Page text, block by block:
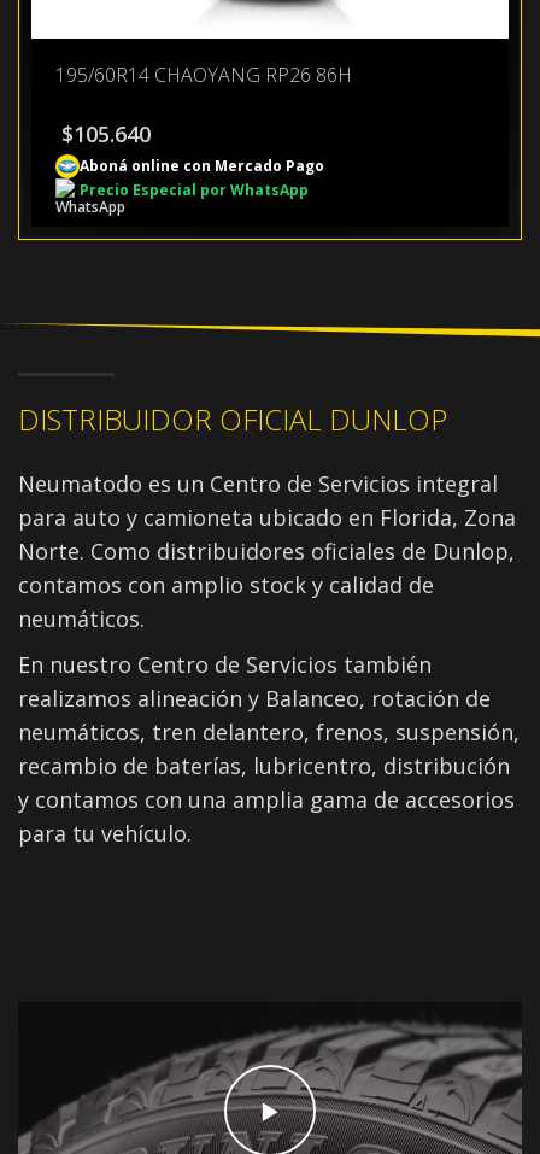
195/60R14 CHAOYANG RP26 86H
$105.640
Aboná online con Mercado Pago
Precio Especial por WhatsApp
DISTRIBUIDOR OFICIAL DUNLOP
Neumatodo es un Centro de Servicios integral
para auto y camioneta ubicado en Florida, Zona
Norte. Como distribuidores oficiales de Dunlop,
contamos con amplio stock y calidad de
neumáticos.
En nuestro Centro de Servicios también
realizamos alineación y Balanceo, rotación de
neumáticos, tren delantero, frenos, suspensión,
recambio de baterías, lubricentro, distribución
y contamos con una amplia gama de accesorios
para tu vehículo.